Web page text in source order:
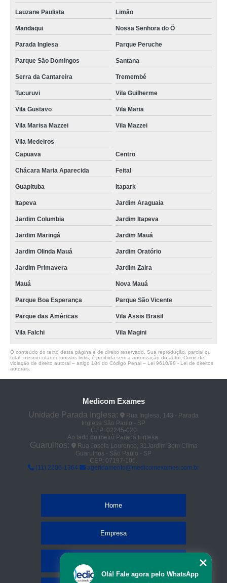
Lauzane Paulista Limão
Mandaqui Nossa Senhora do Ó
Parada Inglesa Parque Peruche
Parque São Domingos Santana
Serra da Cantareira Tremembé
Tucuruvi Vila Guilherme
Vila Gustavo Vila Maria
Vila Marisa Mazzei Vila Mazzei
Vila Medeiros
Capuava
Centro
Chácara Maria Aparecida Feital
Guapituba Itapark
Itapeva Jardim Araguaia
Jardim Columbia Jardim Itapeva
Jardim Maringá Jardim Mauá
Jardim Olinda Mauá Jardim Oratório
Jardim Primavera Jardim Zaira
Mauá Nova Mauá
Parque Boa Esperança Parque São Vicente
Parque das Américas Vila Assis Brasil
Vila Falchi Vila Magini
O conteúdo do texto desta página é de direito reservado. Sua reprodução, parcial ou
total, mesmo citando nossos links, é proibida sem a autorização do autor. Crime de
violação de direito autoral – artigo 184 do Código Penal – Lei 9610/98 - Lei de direitos
autorais
Medicom Exames
Unidade Parada Inglesa:
Rua Inglesa, 143 - Parada
Inglesa São Paulo - SP
CEP: 02245-020
Ao lado do metrô Parada Inglesa.
Guarulhos:
Rua Josefa Lourenço, 31Jardim Bom Clima
Guarulhos - São Paulo - SP
CEP: 07197-105.
(11) 2206-1364
agendamento@medicomexames.com.br
Home
Empresa
Olá! Fale agora pelo WhatsApp